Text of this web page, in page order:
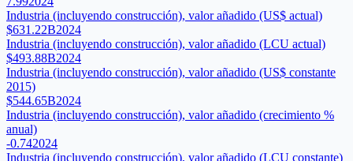
Industria (incluyendo construcción), valor añadido (US$ actual)
$631.22B2024
Industria (incluyendo construcción), valor añadido (LCU actual)
$493.88B2024
Industria (incluyendo construcción), valor añadido (US$ constante
2015)
$544.65B2024
Industria (incluyendo construcción), valor añadido (crecimiento %
anual)
-0.742024
Industria (incluyendo construcción), valor añadido (LCU constante)